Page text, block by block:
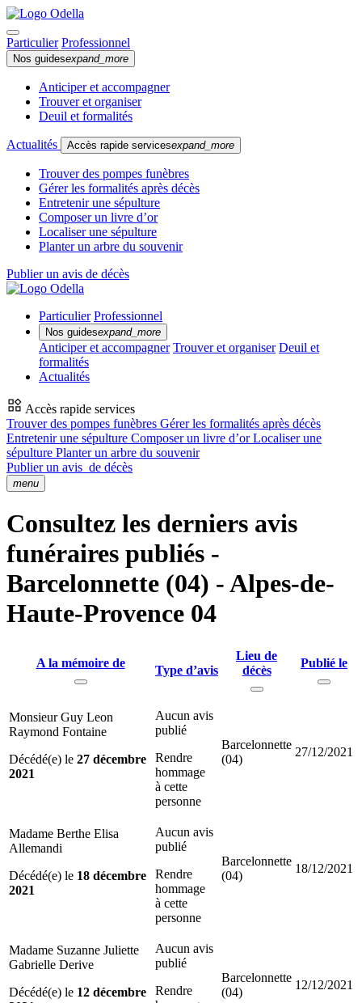
Particulier Professionnel
Nos guidesexpand_more
Anticiper et accompagner
Trouver et organiser
Deuil et formalités
Actualités Accès rapide servicesexpand_more
Trouver des pompes funèbres
Gérer les formalités après décès
Entretenir une sépulture
Composer un livre d’or
Localiser une sépulture
Planter un arbre du souvenir
Publier un avis de décès
Particulier Professionnel
Nos guidesexpand_more
Anticiper et accompagner Trouver et organiser Deuil et
formalités
Actualités
Accès rapide services
Trouver des pompes funèbres Gérer les formalités après décès
Entretenir une sépulture Composer un livre d’orLocaliser une
sépulture Planter un arbre du souvenir
Publier un avis de décès
menu
Consultez les derniers avis
funéraires publiés -
Barcelonnette (04) - Alpes-de-
Haute-Provence 04
A la mémoire de
Type d’avis
Lieu de
décès
Publié le
Monsieur Guy Leon
Raymond Fontaine
Décédé(e) le 27 décembre
2021
Aucun avis
publié
Rendre
hommage
à cette
personne
Barcelonnette
(04)
27/12/2021
Madame Berthe Elisa
Allemandi
Décédé(e) le 18 décembre
2021
Aucun avis
publié
Rendre
hommage
à cette
personne
Barcelonnette
(04)
18/12/2021
Madame Suzanne Juliette
Gabrielle Derive
Décédé(e) le 12 décembre
Aucun avis
publié
Rendre
Barcelonnette
(04)
12/12/2021